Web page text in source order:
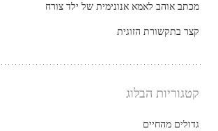
מכתב אוהב לאמא אנונימית של ילד צורח
קצר בתקשורת הזוגית
קטגוריות הבלוג
גדולים מהחיים